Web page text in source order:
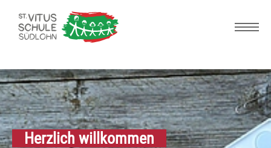
Herzlich willkommen